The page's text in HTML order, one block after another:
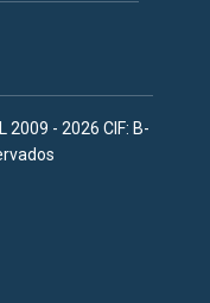
- 2026 CIF: B-